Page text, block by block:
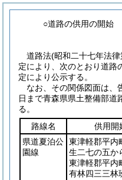
○道路の供用の開始
道路法(昭和二十七年法
定により、次のとおり道路
定により公示する。
なお、その関係図面は、
日まで青森県県土整備部道
る。
路線名
供用開
県道夏泊公
園線
東津軽郡平内
生二七の五か
東津軽郡平内
有林四三三林